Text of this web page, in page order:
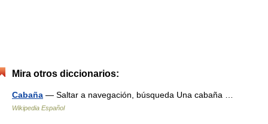
Mira otros diccionarios:
Cabaña — Saltar a navegación, búsqueda Una cabaña …
Wikipedia Español